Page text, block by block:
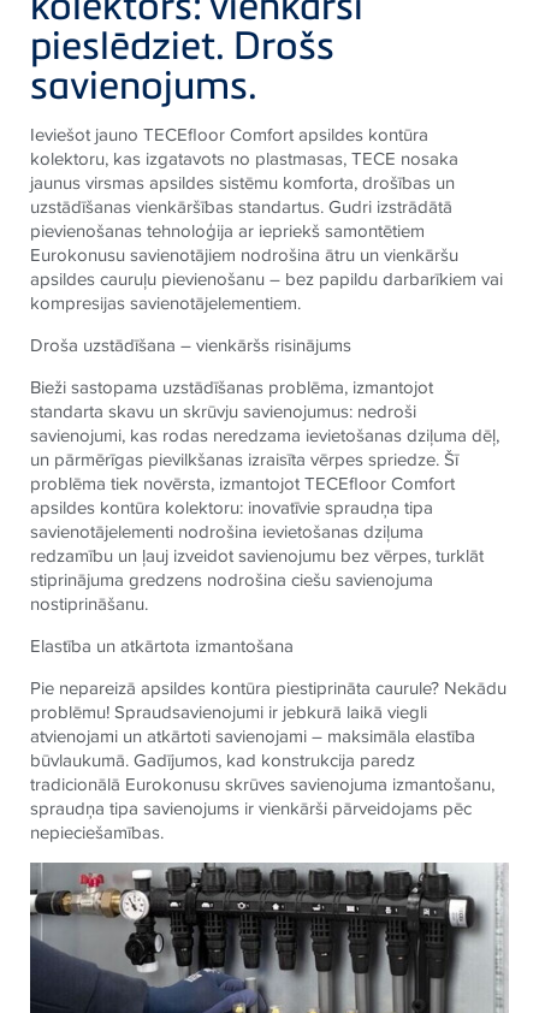
pieslēdziet. Drošs
savienojums.
Ieviešot jauno TECEfloor Comfort apsildes kontūra
kolektoru, kas izgatavots no plastmasas,TECE nosaka
jaunus virsmas apsildes sistēmu komforta, drošības un
uzstādīšanas vienkāršības standartus. Gudri izstrādātā
pievienošanas tehnoloģija ar iepriekš samontētiem
Eurokonusu savienotājiem nodrošina ātru un vienkāršu
apsildes cauruļu pievienošanu – bez papildu darbarīkiem vai
kompresijas savienotājelementiem.
Droša uzstādīšana – vienkāršs risinājums
Bieži sastopama uzstādīšanas problēma, izmantojot
standarta skavu un skrūvju savienojumus: nedroši
savienojumi, kas rodas neredzama ievietošanas dziļuma dēļ,
un pārmērīgas pievilkšanas izraisīta vērpes spriedze. Šī
problēma tiek novērsta, izmantojotTECEfloor Comfort
apsildes kontūra kolektoru: inovatīvie spraudņa tipa
savienotājelementi nodrošina ievietošanas dziļuma
redzamību un ļauj izveidot savienojumu bez vērpes, turklāt
stiprinājuma gredzens nodrošina ciešu savienojuma
nostiprināšanu.
Elastība un atkārtota izmantošana
Pie nepareizā apsildes kontūra piestiprināta caurule? Nekādu
problēmu! Spraudsavienojumi ir jebkurā laikā viegli
atvienojami un atkārtoti savienojami – maksimāla elastība
būvlaukumā. Gadījumos, kad konstrukcija paredz
tradicionālā Eurokonusu skrūves savienojuma izmantošanu,
spraudņa tipa savienojums ir vienkārši pārveidojams pēc
nepieciešamības.